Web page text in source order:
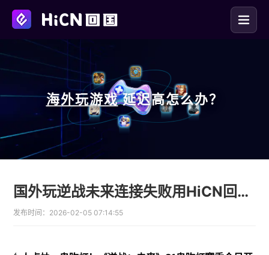
海外玩游戏 延迟高怎么办？
国外玩逆战未来连接失败用HiCN回国加速器开启鬼吹灯S1赛季
发布时间： 2026-02-05 07:14:55